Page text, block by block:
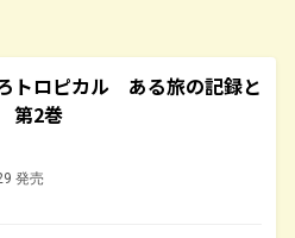
トロピカル ある旅の記録と
第2巻
発売